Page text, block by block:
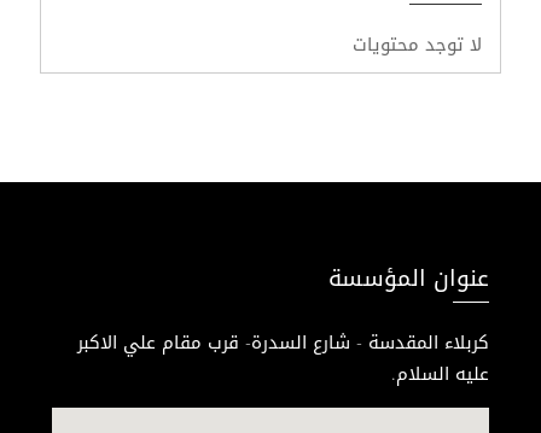
لا توجد محتويات
عنوان المؤسسة
كربلاء المقدسة - شارع السدرة- قرب مقام علي الاكبر
عليه السلام.